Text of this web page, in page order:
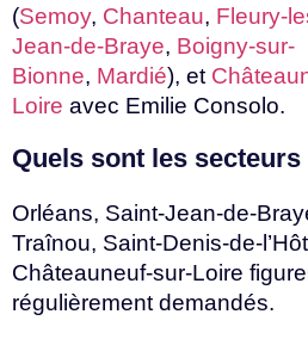
(Semoy, Chanteau, Fleury-
Jean-de-Braye, Boigny-sur-
Bionne, Mardié), et
Loire avec Emilie Consolo.
Quels sont les secteurs
Orléans, Saint-Jean-de-
Traînou, Saint-Denis-de-
Châteauneuf-sur-Loire
régulièrement demandés.